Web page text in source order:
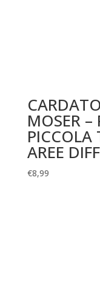
MOSER –
PICCOLA
AREE
€8,99